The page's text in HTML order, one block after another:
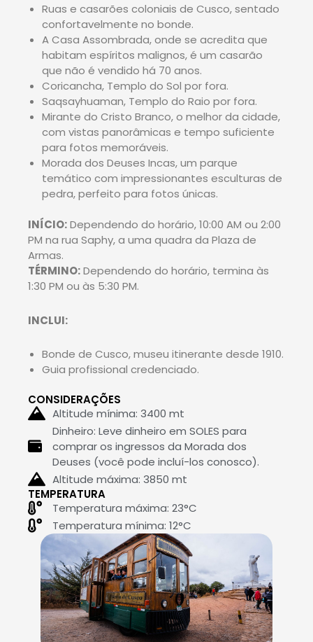
Ruas e casarões coloniais de Cusco, sentado
confortavelmente no bonde.
A Casa Assombrada, onde se acredita que
habitam espíritos malignos, é um casarão
que não é vendido há 70 anos.
Coricancha, Templo do Sol por fora.
Saqsayhuaman, Templo do Raio por fora.
Mirante do Cristo Branco, o melhor da cidade,
com vistas panorâmicas e tempo suficiente
para fotos memoráveis.
Morada dos Deuses Incas, um parque
temático com impressionantes esculturas de
pedra, perfeito para fotos únicas.
INÍCIO:Dependendo do horário, 10:00 AM ou 2:00
PM na rua Saphy, a uma quadra da Plaza de
Armas.
TÉRMINO:Dependendo do horário, termina às
1:30 PM ou às 5:30 PM.
INCLUI:
Bonde de Cusco, museu itinerante desde 1910.
Guia profissional credenciado.
CONSIDERAÇÕES
Altitude mínima: 3400 mt
Dinheiro: Leve dinheiro em SOLES para
comprar os ingressos da Morada dos
Deuses (você pode incluí-los conosco).
Altitude máxima: 3850 mt
TEMPERATURA
Temperatura máxima: 23°C
Temperatura mínima: 12°C